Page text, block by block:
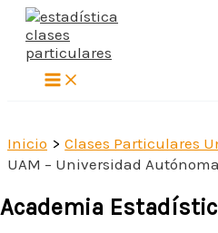
contenido
Inicio
Clases Particulares
UAM – Universidad
Academia